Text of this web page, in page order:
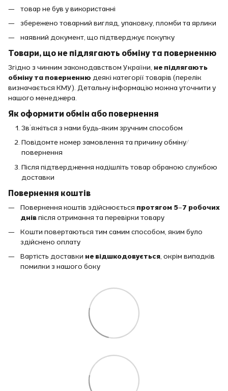
товар не був у використанні
збережено товарний вигляд, упаковку, пломби та ярлики
наявний документ, що підтверджує покупку
Товари, що не підлягають обміну та поверненню
Згідно з чинним законодавством України, не підлягають
обміну та поверненню деякі категорії товарів (перелік
визначається КМУ). Детальну інформацію можна уточнити у
нашого менеджера.
Як оформити обмін або повернення
Зв’яжіться з нами будь-яким зручним способом
Повідомте номер замовлення та причину обміну/
повернення
Після підтвердження надішліть товар обраною службою
доставки
Повернення коштів
Повернення коштів здійснюється протягом 5–7 робочих
днівпісля отримання та перевірки товару
Кошти повертаються тим самим способом, яким було
здійснено оплату
Вартість доставки не відшкодовується, окрім випадків
помилки з нашого боку